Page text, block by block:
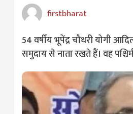
firstbharat
54 वर्षीय भूपेंद्र चौधरी योगी
समुदाय से नाता रखते हैं। वह